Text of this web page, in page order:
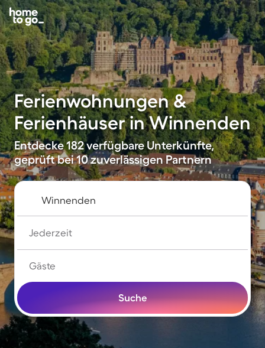
Ferienwohnungen &
Ferienhäuser in Winnenden
Entdecke 182 verfügbare Unterkünfte,
geprüft bei 10 zuverlässigen Partnern
Jederzeit
Gäste
Suche